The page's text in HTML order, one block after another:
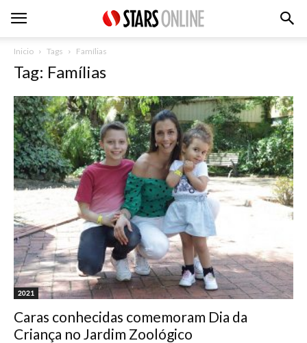
Inicio Tags Famílias
Tag: Famílias
2021
Caras conhecidas comemoram Dia da
Criança no Jardim Zoológico